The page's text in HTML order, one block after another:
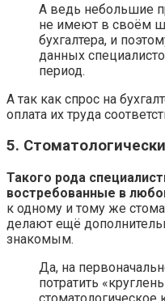
А ведь небольшие
не имеют в своём
бухгалтера, и
данных
период.
А так как спрос на
оплата их труда
5.
Такого рода
востребованные в
к одному и тому же
делают ещё
знакомым.
Да, на
потратить